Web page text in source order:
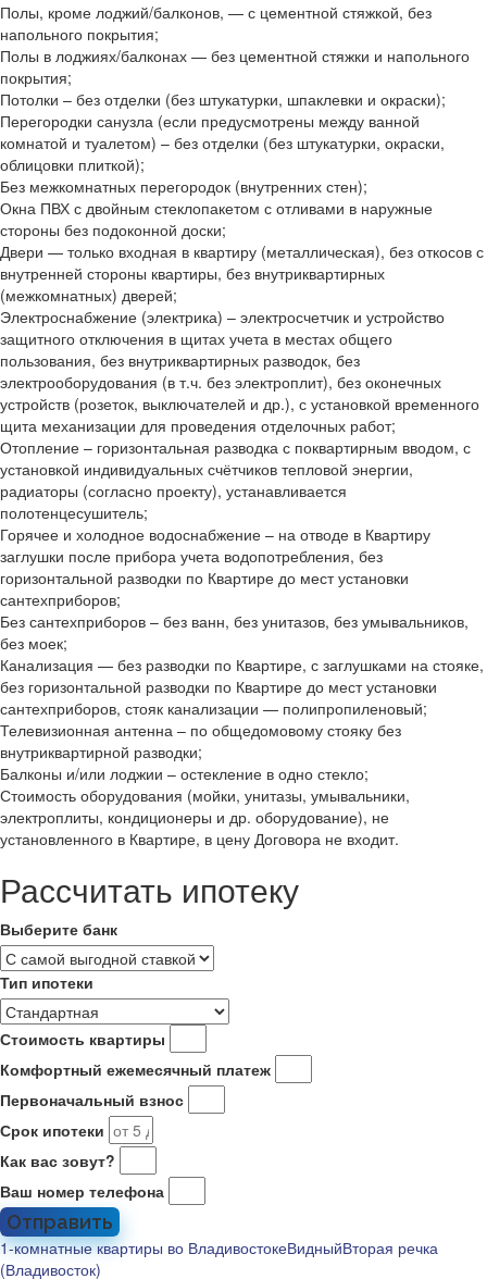
Полы, кроме лоджий/балконов, — с цементной стяжкой, без
напольного покрытия;
Полы в лоджиях/балконах — без цементной стяжки и напольного
покрытия;
Потолки – без отделки (без штукатурки, шпаклевки и окраски);
Перегородки санузла (если предусмотрены между ванной
комнатой и туалетом) – без отделки (без штукатурки, окраски,
облицовки плиткой);
Без межкомнатных перегородок (внутренних стен);
Окна ПВХ с двойным стеклопакетом с отливами в наружные
стороны без подоконной доски;
Двери — только входная в квартиру (металлическая), без откосов с
внутренней стороны квартиры, без внутриквартирных
(межкомнатных) дверей;
Электроснабжение (электрика) – электросчетчик и устройство
защитного отключения в щитах учета в местах общего
пользования, без внутриквартирных разводок, без
электрооборудования (в т.ч. без электроплит), без оконечных
устройств (розеток, выключателей и др.), с установкой временного
щита механизации для проведения отделочных работ;
Отопление – горизонтальная разводка с поквартирным вводом, с
установкой индивидуальных счётчиков тепловой энергии,
радиаторы (согласно проекту), устанавливается
полотенцесушитель;
Горячее и холодное водоснабжение – на отводе в Квартиру
заглушки после прибора учета водопотребления, без
горизонтальной разводки по Квартире до мест установки
сантехприборов;
Без сантехприборов – без ванн, без унитазов, без умывальников,
без моек;
Канализация — без разводки по Квартире, с заглушками на стояке,
без горизонтальной разводки по Квартире до мест установки
сантехприборов, стояк канализации — полипропиленовый;
Телевизионная антенна – по общедомовому стояку без
внутриквартирной разводки;
Балконы и/или лоджии – остекление в одно стекло;
Стоимость оборудования (мойки, унитазы, умывальники,
электроплиты, кондиционеры и др. оборудование), не
установленного в Квартире, в цену Договора не входит.
Рассчитать ипотеку
Выберите банк
Тип ипотеки
Стоимость квартиры
Комфортный ежемесячный платеж
Первоначальный взнос
Срок ипотеки
Как вас зовут?
Ваш номер телефона
Отправить
1-комнатные квартиры во ВладивостокеВидныйВторая речка
(Владивосток)